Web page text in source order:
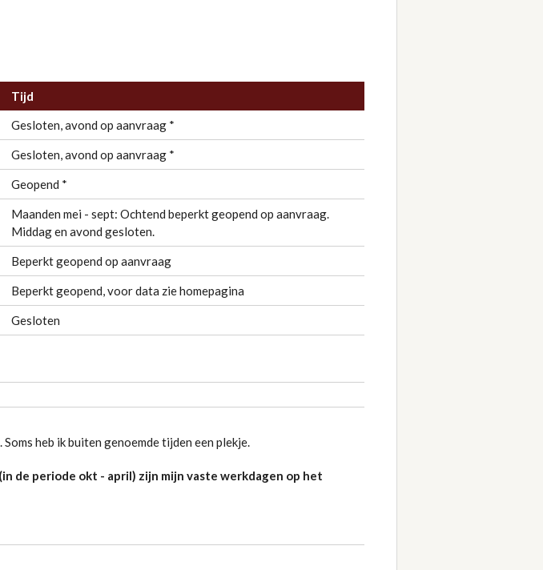
Tijd
Gesloten, avond op aanvraag *
Gesloten, avond op aanvraag *
Geopend *
Maanden mei - sept: Ochtend beperkt geopend op aanvraag.
Middag en avond gesloten.
Beperkt geopend op aanvraag
Beperkt geopend, voor data zie homepagina
Gesloten
heb ik buiten genoemde tijden een plekje.
de periode okt - april) zijn mijn vaste werkdagen op het